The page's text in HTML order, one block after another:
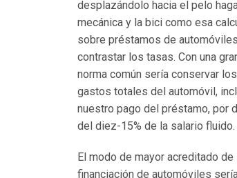
desplazándolo hacia el pelo
mecánica y la bici como esa
sobre préstamos de
contrastar los tasas. Con una
norma común serí­a conservar los
gastos totales del automóvil,
nuestro pago del préstamo, por
del diez-15% de la salario fluido.
El modo de mayor acreditado de
financiación de automóviles
в
и
г
р
о
в
ы
е
п